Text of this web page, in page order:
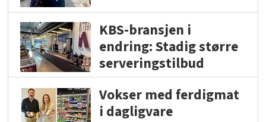
KBS-bransjen i
endring: Stadig større
serveringstilbud
Vokser med ferdigmat
i dagligvare